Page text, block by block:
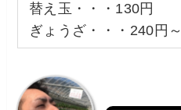
替え玉・・・130円
ぎょうざ・・・240円～